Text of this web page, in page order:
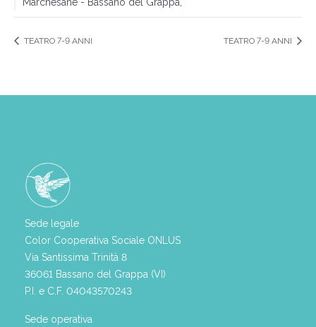
Marchesane - Bassano del Grappa,
TEATRO 7-9 ANNI TEATRO 7-9 ANNI
Sede legale
Color Cooperativa Sociale ONLUS
Via Santissima Trinità 8
36061 Bassano del Grappa (VI)
P.I. e C.F. 04043570243
Sede operativa